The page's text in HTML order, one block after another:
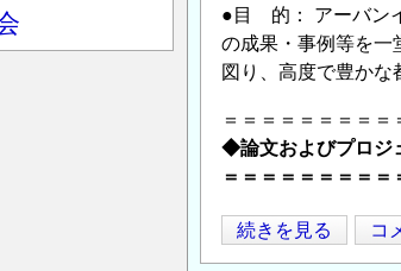
告
の
募
【エ
リ
●目 的： アーバン
の成果・事例等を一
図り、高度で豊かな
＝＝＝＝＝＝＝＝
◆論文およびプロジ
＝＝＝＝＝＝＝＝
第
29
続きを見る コ